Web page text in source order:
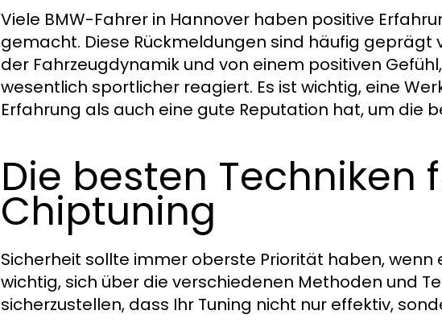
Viele BMW-Fahrer in Hannover haben positive
gemacht. Diese Rückmeldungen sind häufig geprägt
der Fahrzeugdynamik und von einem positiven
wesentlich sportlicher reagiert. Es ist wichtig, eine
Erfahrung als auch eine gute Reputation hat, um die
Die besten Techniken
Chiptuning
Sicherheit sollte immer oberste Priorität haben, wenn
wichtig, sich über die verschiedenen Methoden und
sicherzustellen, dass Ihr Tuning nicht nur effektiv,